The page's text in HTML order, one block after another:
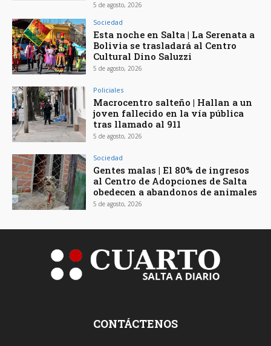
5 de agosto, 2026
Sociedad
Esta noche en Salta | La Serenata a
Bolivia se trasladará al Centro
Cultural Dino Saluzzi
5 de agosto, 2026
Policiales
Macrocentro salteño | Hallan a un
joven fallecido en la vía pública
tras llamado al 911
5 de agosto, 2026
Sociedad
Gentes malas | El 80% de ingresos
al Centro de Adopciones de Salta
obedecen a abandonos de animales
5 de agosto, 2026
CONTÁCTENOS